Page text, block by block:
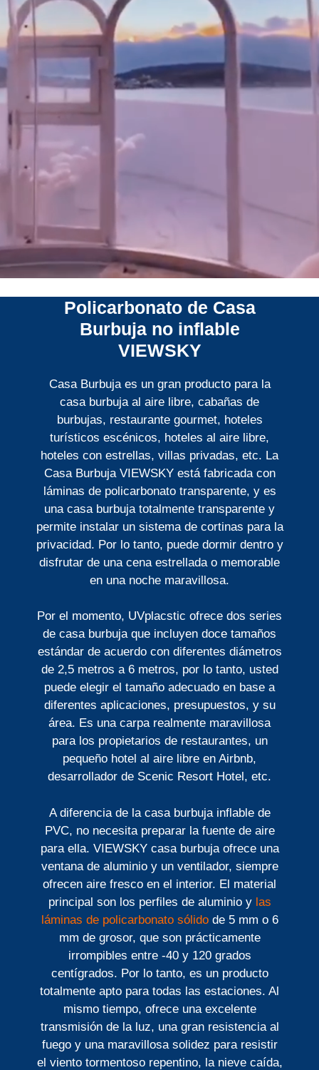
Policarbonato de Casa
Burbuja no inflable
VIEWSKY
Casa Burbuja es un gran producto para la
casa burbuja al aire libre, cabañas de
burbujas, restaurante gourmet, hoteles
turísticos escénicos, hoteles al aire libre,
hoteles con estrellas, villas privadas, etc. La
Casa Burbuja VIEWSKY está fabricada con
láminas de policarbonato transparente, y es
una casa burbuja totalmente transparente y
permite instalar un sistema de cortinas para la
privacidad. Por lo tanto, puede dormir dentro y
disfrutar de una cena estrellada o memorable
en una noche maravillosa.
Por el momento, UVplacstic ofrece dos series
de casa burbuja que incluyen doce tamaños
estándar de acuerdo con diferentes diámetros
de 2,5 metros a 6 metros, por lo tanto, usted
puede elegir el tamaño adecuado en base a
diferentes aplicaciones, presupuestos, y su
área. Es una carpa realmente maravillosa
para los propietarios de restaurantes, un
pequeño hotel al aire libre en Airbnb,
desarrollador de Scenic Resort Hotel, etc.
A diferencia de la casa burbuja inflable de
PVC, no necesita preparar la fuente de aire
para ella. VIEWSKY casa burbuja ofrece una
ventana de aluminio y un ventilador, siempre
ofrecen aire fresco en el interior. El material
principal son los perfiles de aluminio y las
láminas de policarbonato sólidode 5 mm o 6
mm de grosor, que son prácticamente
irrompibles entre -40 y 120 grados
centígrados. Por lo tanto, es un producto
totalmente apto para todas las estaciones. Al
mismo tiempo, ofrece una excelente
transmisión de la luz, una gran resistencia al
fuego y una maravillosa solidez para resistir
el viento tormentoso repentino, la nieve caída,